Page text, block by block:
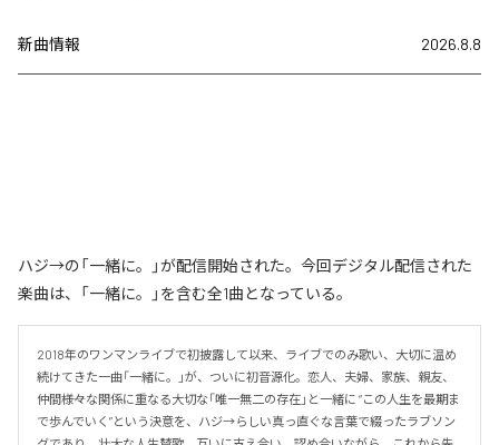
新曲情報 2026.8.8
ハジ→の「一緒に。」が配信開始された。今回デジタル配信された
楽曲は、「一緒に。」を含む全1曲となっている。
2018年のワンマンライブで初披露して以来、ライブでのみ歌い、大切に温め
続けてきた一曲「一緒に。」が、ついに初音源化。恋人、夫婦、家族、親友、
仲間――様々な関係に重なる大切な「唯一無二の存在」と一緒に “この人生を最期ま
で歩んでいく”という決意を、ハジ→らしい真っ直ぐな言葉で綴ったラブソン